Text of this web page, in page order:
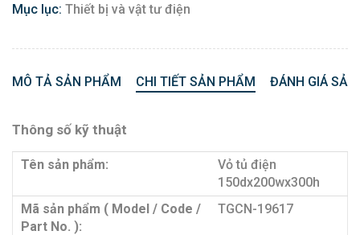
Mục lục: Thiết bị và vật tư điện
MÔ TẢ SẢN PHẨM CHI TIẾT SẢN PHẨM ĐÁNH GIÁ
Thông số kỹ thuật
Tên sản phẩm:
Vỏ tủ điện
150dx200wx300h
Mã sản phẩm ( Model / Code /
Part No. ):
TGCN-19617